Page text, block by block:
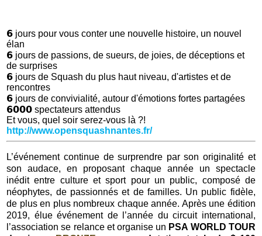
𝟲 jours pour vous conter une nouvelle histoire, un nouvel
élan
𝟲 jours de passions, de sueurs, de joies, de déceptions et
de surprises
𝟲 jours de Squash du plus haut niveau, d'artistes et de
rencontres
𝟲 jours de convivialité, autour d'émotions fortes partagées
𝟲𝟬𝟬𝟬 spectateurs attendus
Et vous, quel soir serez-vous là ?!
http://www.opensquashnantes.fr/
L’événement continue de surprendre par son originalité et
son audace, en proposant chaque année un spectacle
inédit entre culture et sport pour un public, composé de
néophytes, de passionnés et de familles. Un public fidèle,
de plus en plus nombreux chaque année. Après une édition
2019, élue événement de l’année du circuit international,
l’association se relance et organise un PSA WORLD TOUR